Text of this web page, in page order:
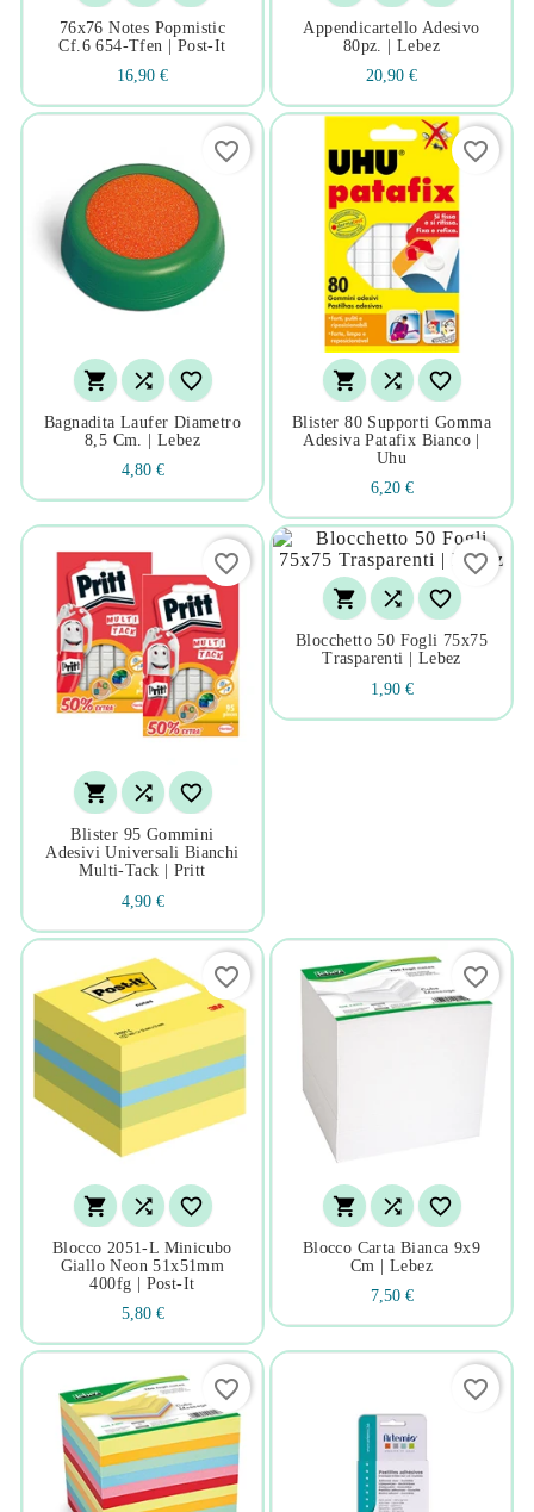
76x76 Notes Popmistic
Cf.6 654-Tfen | Post-It
16,90 €
Appendicartello Adesivo
80pz. | Lebez
20,90 €
  
Bagnadita Laufer Diametro
8,5 Cm. | Lebez
4,80 €
favorite_border
  
Blister 80 Supporti Gomma
Adesiva Patafix Bianco |
Uhu
6,20 €
favorite_border
  
Blister 95 Gommini
Adesivi Universali Bianchi
Multi-Tack | Pritt
4,90 €
favorite_border
  
Blocchetto 50 Fogli 75x75
Trasparenti | Lebez
1,90 €
favorite_border
  
Blocco 2051-L Minicubo
Giallo Neon 51x51mm
400fg | Post-It
5,80 €
favorite_border
  
Blocco Carta Bianca 9x9
Cm | Lebez
7,50 €
favorite_border
favorite_border favorite_border